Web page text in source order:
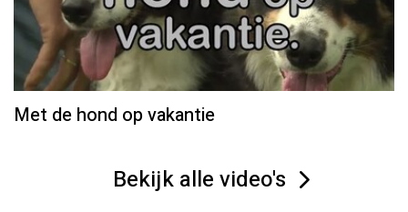
Met de hond op vakantie
Bekijk alle video's